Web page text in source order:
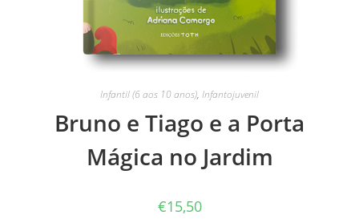
Infantil (6 aos 10 anos), Infantojuvenil
Bruno e Tiago e a Porta
Mágica no Jardim
€15,50